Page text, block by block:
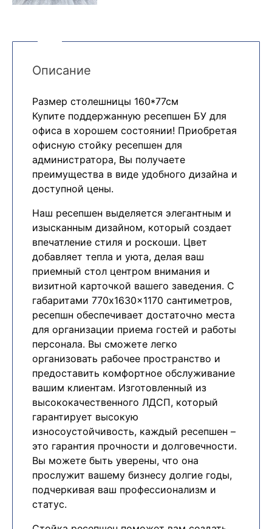
Описание
Размер столешницы 160*77см
Купите поддержанную ресепшен БУ для
офиса в хорошем состоянии! Приобретая
офисную стойку ресепшен для
администратора, Вы получаете
преимущества в виде удобного дизайна и
доступной цены.
Наш ресепшен выделяется элегантным и
изысканным дизайном, который создает
впечатление стиля и роскоши. Цвет
добавляет тепла и уюта, делая ваш
приемный стол центром внимания и
визитной карточкой вашего заведения. С
габаритами 770x1630x1170 сантиметров,
ресепшн обеспечивает достаточно места
для организации приема гостей и работы
персонала. Вы сможете легко
организовать рабочее пространство и
предоставить комфортное обслуживание
вашим клиентам. Изготовленный из
высококачественного ЛДСП, который
гарантирует высокую
износоустойчивость, каждый ресепшен –
это гарантия прочности и долговечности.
Вы можете быть уверены, что она
прослужит вашему бизнесу долгие годы,
подчеркивая ваш профессионализм и
статус.